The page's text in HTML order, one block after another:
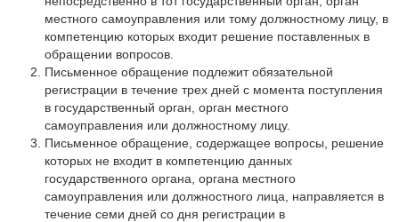
местного самоуправления или тому должностному лицу, в
компетенцию которых входит решение поставленных в
обращении вопросов.
Письменное обращение подлежит обязательной
регистрации в течение трех дней с момента поступления
в государственный орган, орган местного
самоуправления или должностному лицу.
Письменное обращение, содержащее вопросы, решение
которых не входит в компетенцию данных
государственного органа, органа местного
самоуправления или должностного лица, направляется в
течение семи дней со дня регистрации в